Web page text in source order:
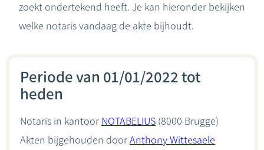
Over de notaris
zoekt ondertekend heeft. Je kan hieronder bekijken
welke notaris vandaag de akte bijhoudt.
Periode van 01/01/2022 tot
heden
Notaris in kantoor NOTABELIUS (8000 Brugge)
Akten bijgehouden doorAnthony Wittesaele